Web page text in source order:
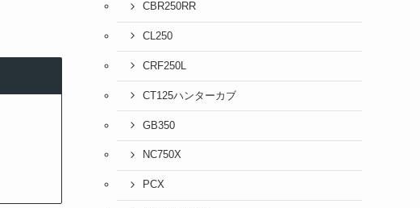
CBR250RR
CL250
CRF250L
CT125ハンターカブ
GB350
NC750X
PCX